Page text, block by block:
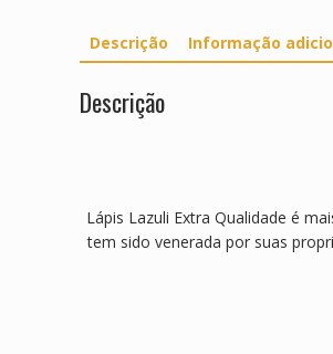
Descrição Informação
Descrição
Lápis Lazuli Extra Qualidade é
tem sido venerada por suas